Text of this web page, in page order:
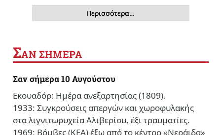
Περισσότερα…
ΣΑΝ ΣΗΜΕΡΑ
Σαν σήμερα 10 Αυγούστου
Εκουαδόρ: Ημέρα ανεξαρτησίας (1809).
1933: Συγκρούσεις απεργών και χωροφυλακής
στα λιγνιτωρυχεία Αλιβερίου, έξι τραυματίες.
1969: Βόμβες (ΚΕΑ) έξω από το κέντρο «Νεράιδα»